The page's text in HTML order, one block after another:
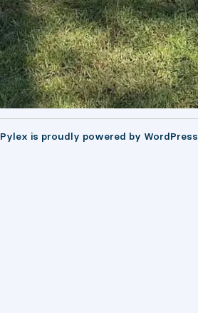
Pylex is proudly powered by WordPress